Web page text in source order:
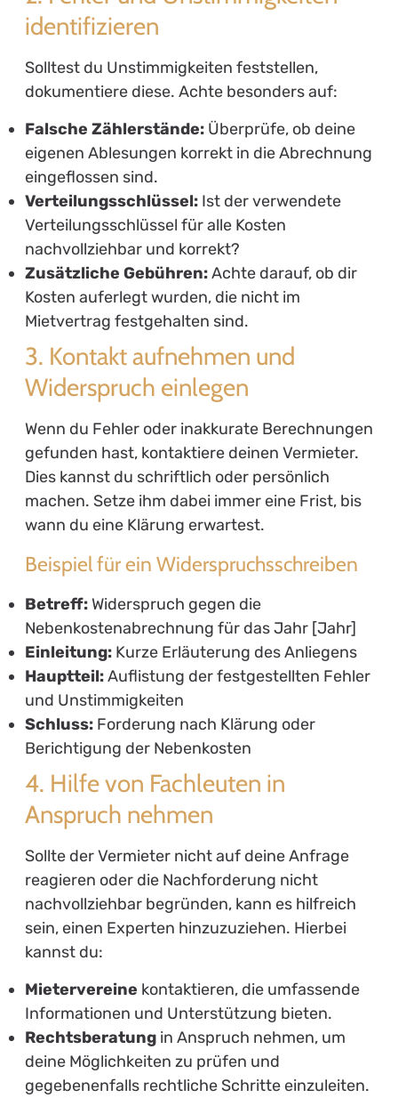
identifizieren
Solltest du Unstimmigkeiten feststellen,
dokumentiere diese. Achte besonders auf:
Falsche Zählerstände:Überprüfe, ob deine
eigenen Ablesungen korrekt in die Abrechnung
eingeflossen sind.
Verteilungsschlüssel:Ist der verwendete
Verteilungsschlüssel für alle Kosten
nachvollziehbar und korrekt?
Zusätzliche Gebühren:Achte darauf, ob dir
Kosten auferlegt wurden, die nicht im
Mietvertrag festgehalten sind.
3. Kontakt aufnehmen und
Widerspruch einlegen
Wenn du Fehler oder inakkurate Berechnungen
gefunden hast, kontaktiere deinen Vermieter.
Dies kannst du schriftlich oder persönlich
machen. Setze ihm dabei immer eine Frist, bis
wann du eine Klärung erwartest.
Beispiel für ein Widerspruchsschreiben
Betreff:Widerspruch gegen die
Nebenkostenabrechnung für das Jahr [Jahr]
Einleitung:Kurze Erläuterung des Anliegens
Hauptteil:Auflistung der festgestellten Fehler
und Unstimmigkeiten
Schluss:Forderung nach Klärung oder
Berichtigung der Nebenkosten
4. Hilfe von Fachleuten in
Anspruch nehmen
Sollte der Vermieter nicht auf deine Anfrage
reagieren oder die Nachforderung nicht
nachvollziehbar begründen, kann es hilfreich
sein, einen Experten hinzuzuziehen. Hierbei
kannst du:
Mietervereine kontaktieren, die umfassende
Informationen und Unterstützung bieten.
Rechtsberatungin Anspruch nehmen, um
deine Möglichkeiten zu prüfen und
gegebenenfalls rechtliche Schritte einzuleiten.